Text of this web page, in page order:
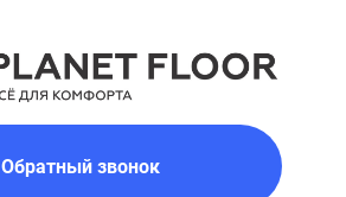
Обратный звонок